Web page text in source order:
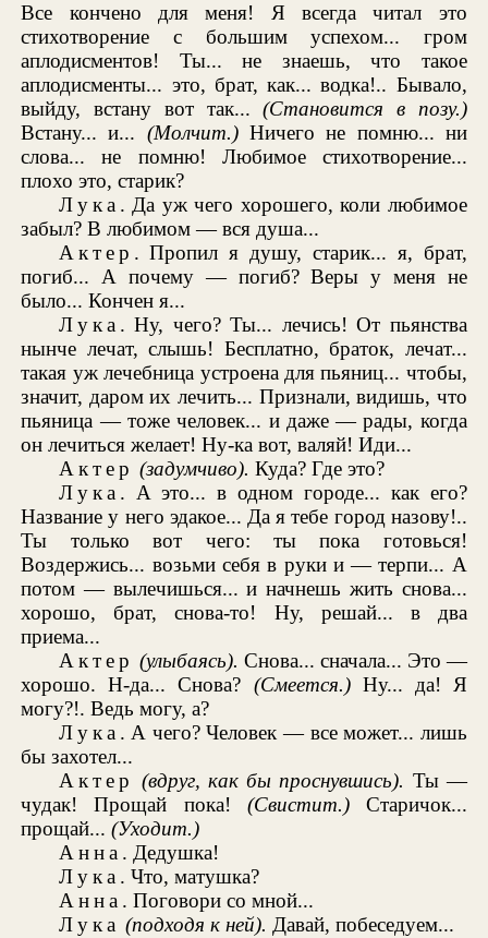
Все кончено для меня! Я всегда читал это
стихотворение с большим успехом... гром
аплодисментов! Ты... не знаешь, что такое
аплодисменты... это, брат, как... водка!.. Бывало,
выйду, встану вот так...(Становится в позу.)
Встану... и... (Молчит.)Ничего не помню... ни
слова... не помню! Любимое стихотворение...
плохо это, старик?
Лука . Да уж чего хорошего, коли любимое
забыл? В любимом — вся душа...
Актер . Пропил я душу, старик... я, брат,
погиб... А почему — погиб? Веры у меня не
было... Кончен я...
Лука . Ну, чего? Ты... лечись! От пьянства
нынче лечат, слышь! Бесплатно, браток, лечат...
такая уж лечебница устроена для пьяниц... чтобы,
значит, даром их лечить... Признали, видишь, что
пьяница — тоже человек... и даже — рады, когда
он лечиться желает! Ну-ка вот, валяй! Иди...
Актер (задумчиво). Куда? Где это?
Лука . А это... в одном городе... как его?
Название у него эдакое... Да я тебе город назову!..
Ты только вот чего: ты пока готовься!
Воздержись... возьми себя в руки и — терпи... А
потом — вылечишься... и начнешь жить снова...
хорошо, брат, снова-то! Ну, решай... в два
приема...
Актер (улыбаясь). Снова... сначала... Это —
хорошо. Н-да... Снова? (Смеется.)Ну... да! Я
могу?!. Ведь могу, а?
Лука . А чего? Человек — все может... лишь
бы захотел...
Актер (вдруг, как бы проснувшись). Ты —
чудак! Прощай пока! (Свистит.)Старичок...
прощай...(Уходит.)
Анна . Дедушка!
Лука . Что, матушка?
Анна . Поговори со мной...
Лука (подходя к ней). Давай, побеседуем...